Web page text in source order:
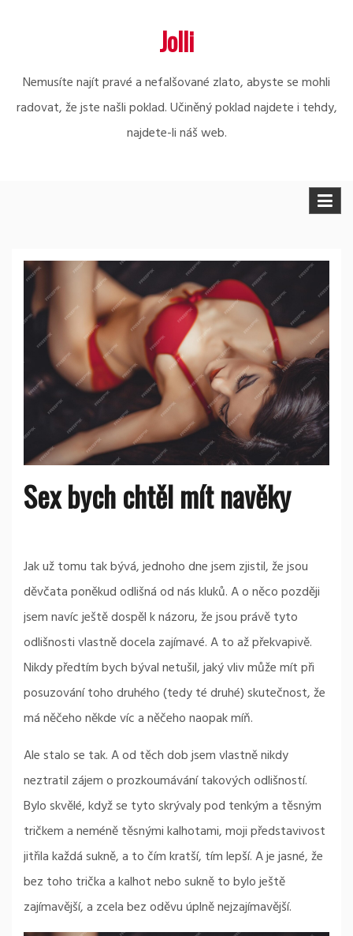
Jolli
Nemusíte najít pravé a nefalšované zlato, abyste se mohli
radovat, že jste našli poklad. Učiněný poklad najdete i tehdy,
najdete-li náš web.
Sex bych chtěl mít navěky
Jak už tomu tak bývá, jednoho dne jsem zjistil, že jsou
děvčata poněkud odlišná od nás kluků. A o něco později
jsem navíc ještě dospěl k názoru, že jsou právě tyto
odlišnosti vlastně docela zajímavé. A to až překvapivě.
Nikdy předtím bych býval netušil, jaký vliv může mít při
posuzování toho druhého (tedy té druhé) skutečnost, že
má něčeho někde víc a něčeho naopak míň.
Ale stalo se tak. A od těch dob jsem vlastně nikdy
neztratil zájem o prozkoumávání takových odlišností.
Bylo skvělé, když se tyto skrývaly pod tenkým a těsným
tričkem a neméně těsnými kalhotami, moji představivost
jitřila každá sukně, a to čím kratší, tím lepší. A je jasné, že
bez toho trička a kalhot nebo sukně to bylo ještě
zajímavější, a zcela bez oděvu úplně nejzajímavější.